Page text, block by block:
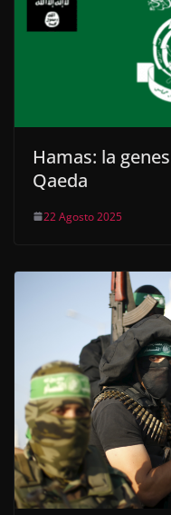
Hamas: la
Qaeda
22 Agosto 2025